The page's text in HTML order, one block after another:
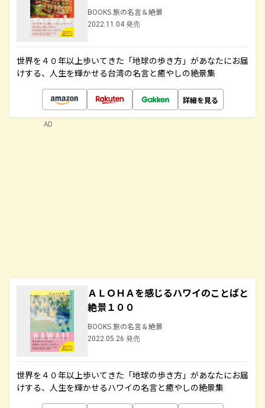
BOOKS 旅の名言＆絶景
2022.11.04 発売
世界を４０年以上歩いてきた「地球の歩き方」があなたにお届
けする、人生を輝かせる台湾の名言と癒やしの絶景集
詳細を見る
ＡＬＯＨＡを感じるハワイのことばと
絶景１００
BOOKS 旅の名言＆絶景
2022.05.26 発売
世界を４０年以上歩いてきた「地球の歩き方」があなたにお届
けする、人生を輝かせるハワイの名言と癒やしの絶景集
AD